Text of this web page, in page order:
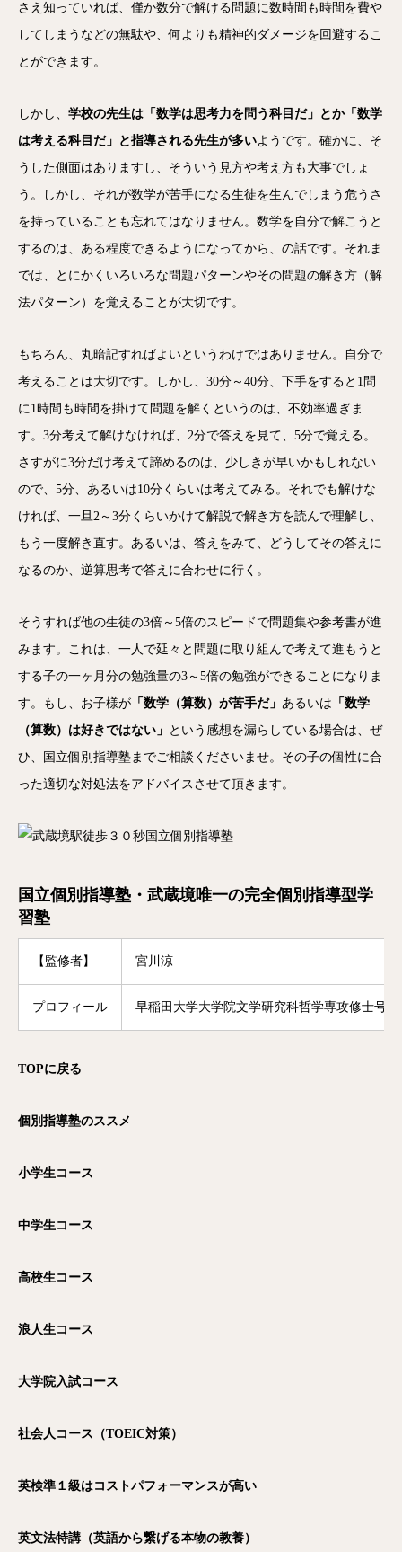
さえ知っていれば、僅か数分で解ける問題に数時間も時間を費や
してしまうなどの無駄や、何よりも精神的ダメージを回避するこ
とができます。
しかし、 学校の先生は「数学は思考力を問う科目だ」とか「数学
は考える科目だ」 と指導される先生が多いようです。確かに、 そ
うした側面はありますし、 そういう見方や考え方も大事でしょ
う。しかし、 それが数学が苦手になる生徒を生んでしまう危うさ
を持っているこ とも忘れてはなりません。数学を自分で解こうと
するのは、ある程度できるようになってから、の話です。それま
では、とにかくいろいろな問題パターンやその問題の解き方（解
法パターン）を覚えることが大切です。
もちろん、丸暗記すればよいというわけではありません。自分で
考えることは大切です。しかし、30分～40分、下手をすると1問
に1時間も時間を掛けて問題を解くというのは、不効率過ぎま
す。3分考えて解けなければ、2分で答えを見て、5分で覚える。
さすがに3分だけ考えて諦めるのは、少しきが早いかもしれない
ので、5分、あるいは10分くらいは考えてみる。それでも解けな
ければ、一旦2～3分くらいかけて解説で解き方を読んで理解し、
もう一度解き直す。あるいは、答えをみて、どうしてその答えに
なるのか、逆算思考で答えに合わせに行く。
そうすれば他の生徒の3倍～5倍のスピードで問題集や参考書が進
みます。これは、一人で延々と問題に取り組んで考えて進もうと
する子の一ヶ月分の勉強量の3～5倍の勉強ができることになりま
す。もし、お子様が 「数学（算数）が苦手だ」 あるいは 「数学
（算数）は好きではない」 という感想を漏らしている場合は、ぜ
ひ、
国立個別指導塾までご相談くださいませ。 その子の個性に合
った適切な対処法をアドバイスさせて頂きます。
国立個別指導塾・武蔵境唯一の完全個別指導型学
習塾
【監修者】 宮川涼
プロフィール 早稲田大学大学院文学研究科哲学専攻修士号
TOPに戻る
個別指導塾のススメ
小学生コース
中学生コース
高校生コース
浪人生コース
大学院入試コース
社会人コース（TOEIC対策）
英検準１級はコストパフォーマンスが高い
英文法特講（英語から繋げる本物の教養）